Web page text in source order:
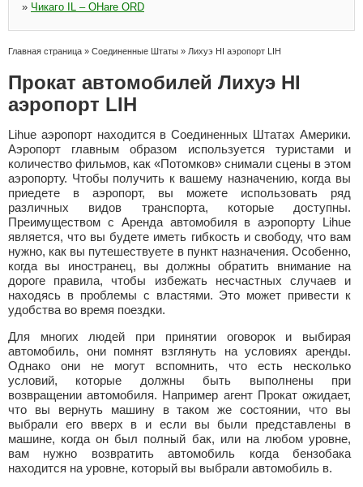
» Чикаго IL – OHare ORD
Главная страница » Соединенные Штаты » Лихуэ HI аэропорт LIH
Прокат автомобилей Лихуэ HI
аэропорт LIH
Lihue аэропорт находится в Соединенных Штатах Америки.
Аэропорт главным образом используется туристами и
количество фильмов, как «Потомков» снимали сцены в этом
аэропорту. Чтобы получить к вашему назначению, когда вы
приедете в аэропорт, вы можете использовать ряд
различных видов транспорта, которые доступны.
Преимуществом с Аренда автомобиля в аэропорту Lihue
является, что вы будете иметь гибкость и свободу, что вам
нужно, как вы путешествуете в пункт назначения. Особенно,
когда вы иностранец, вы должны обратить внимание на
дороге правила, чтобы избежать несчастных случаев и
находясь в проблемы с властями. Это может привести к
удобства во время поездки.
Для многих людей при принятии оговорок и выбирая
автомобиль, они помнят взглянуть на условиях аренды.
Однако они не могут вспомнить, что есть несколько
условий, которые должны быть выполнены при
возвращении автомобиля. Например агент Прокат ожидает,
что вы вернуть машину в таком же состоянии, что вы
выбрали его вверх в и если вы были представлены в
машине, когда он был полный бак, или на любом уровне,
вам нужно возвратить автомобиль когда бензобака
находится на уровне, который вы выбрали автомобиль в.